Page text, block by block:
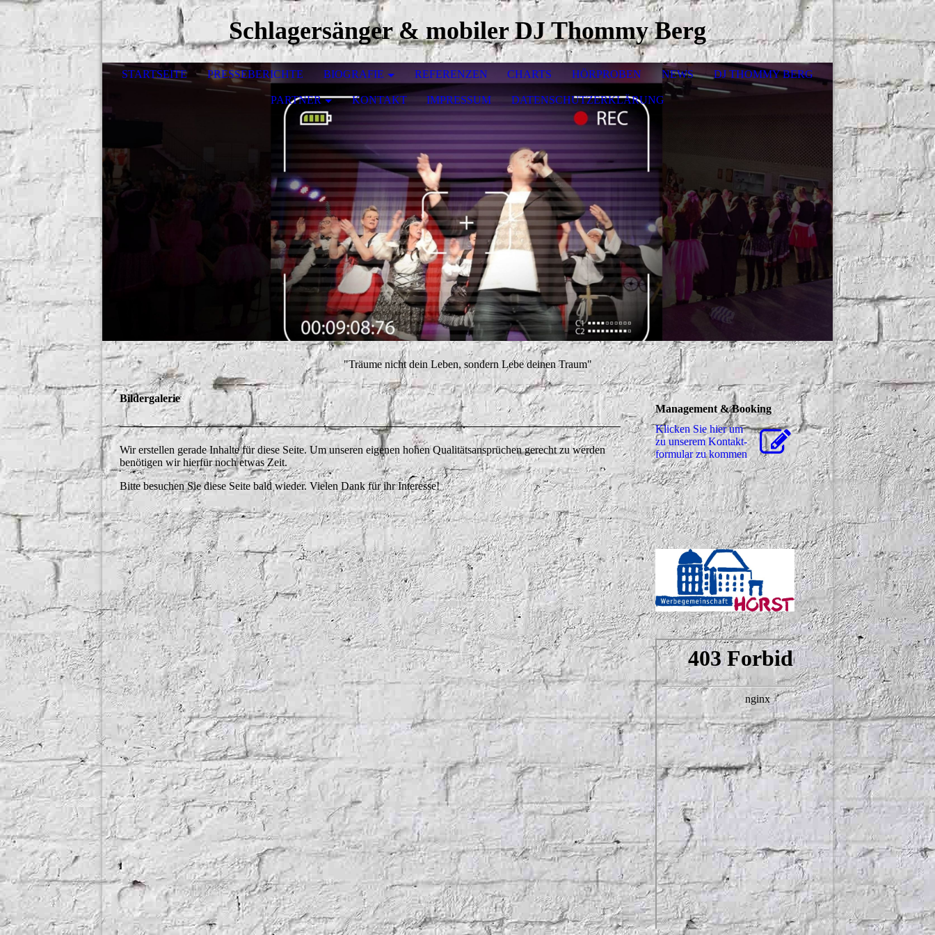
Schlagersänger & mobiler DJ Thommy Berg
STARTSEITE PRESSEBERICHTE BIOGRAFIE REFERENZEN CHARTS HÖRPROBEN NEWS DJ THOMMY BERG
PARTNER KONTAKT IMPRESSUM DATENSCHUTZERKLÄRUNG
"Träume nicht dein Leben, sondern Lebe deinen Traum"
Bildergalerie
Wir erstellen gerade Inhalte für diese Seite. Um unseren eigenen hohen Qualitätsansprüchen gerecht zu werden
benötigen wir hierfür noch etwas Zeit.
Bitte besuchen Sie diese Seite bald wieder. Vielen Dank für ihr Interesse!
Management & Booking
Klicken Sie hier um
zu unserem Kon­takt­
for­mu­lar zu kommen